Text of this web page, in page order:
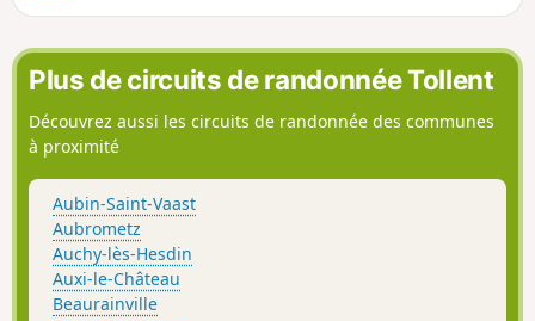
Plus de circuits de randonnée Tollent
Découvrez aussi les circuits de randonnée des communes
à proximité
Aubin-Saint-Vaast
Aubrometz
Auchy-lès-Hesdin
Auxi-le-Château
Beaurainville